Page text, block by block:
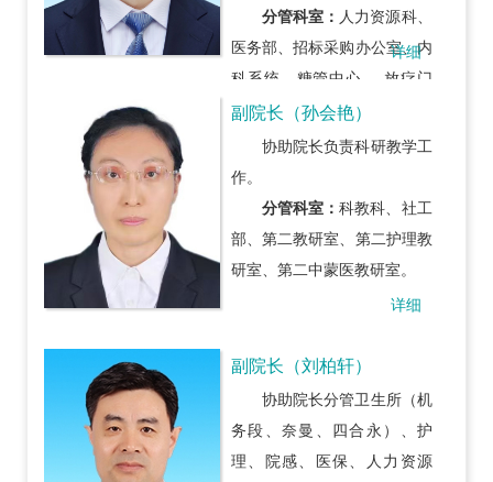
分管科室： 人力资源科、
医务部、招标采购办公室、内
科系统、糖管中心、 放疗门
诊、核医学科、皮肤科、精神
科、感染科、儿科门诊、发热
门诊、血透中心。
详细
副院长（孙会艳）
协助院长负责科研教学工
作。
分管科室： 科教科、社工
部、第二教研室、第二护理教
研室、第二中蒙医教研室。
详细
副院长（刘柏轩）
协助院长分管卫生所（机
务段、奈曼、四合永）、护
理、院感、医保、人力资源